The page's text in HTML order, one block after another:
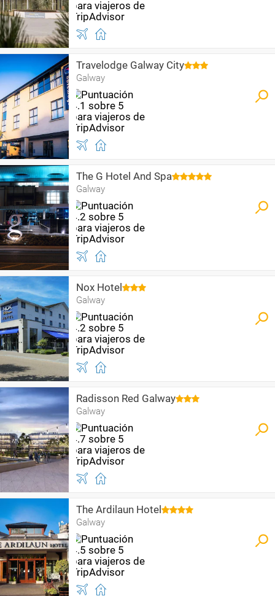
Travelodge Galway City
Galway
The G Hotel And Spa
Galway
Nox Hotel
Galway
Radisson Red Galway
Galway
The Ardilaun Hotel
Galway